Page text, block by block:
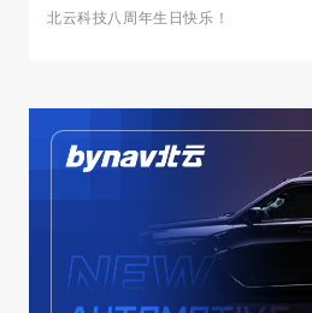
北云科技八周年生日快乐！